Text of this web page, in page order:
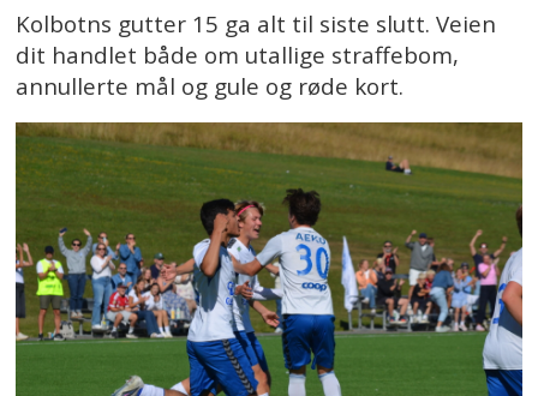
Kolbotns gutter 15 ga alt til siste slutt. Veien
dit handlet både om utallige straffebom,
annullerte mål og gule og røde kort.